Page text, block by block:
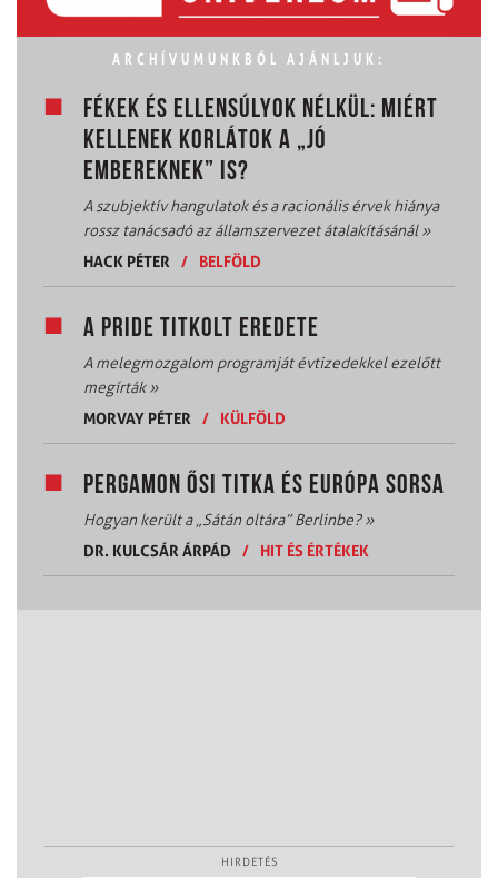
ARCHÍVUMUNKBÓL AJÁNLJUK:
FÉKEK ÉS ELLENSÚLYOK NÉLKÜL: MIÉRT
KELLENEK KORLÁTOK A „JÓ
EMBEREKNEK” IS?
A szubjektív hangulatok és a racionális érvek hiánya
rossz tanácsadó az államszervezet átalakításánál»
HACK PÉTER
/ BELFÖLD
A PRIDE TITKOLT EREDETE
A melegmozgalom programját évtizedekkel ezelőtt
megírták»
MORVAY PÉTER
/ KÜLFÖLD
PERGAMON ŐSI TITKA ÉS EURÓPA SORSA
Hogyan került a „Sátán oltára” Berlinbe?»
DR. KULCSÁR ÁRPÁD
/ HIT ÉS ÉRTÉKEK
HIRDETÉS